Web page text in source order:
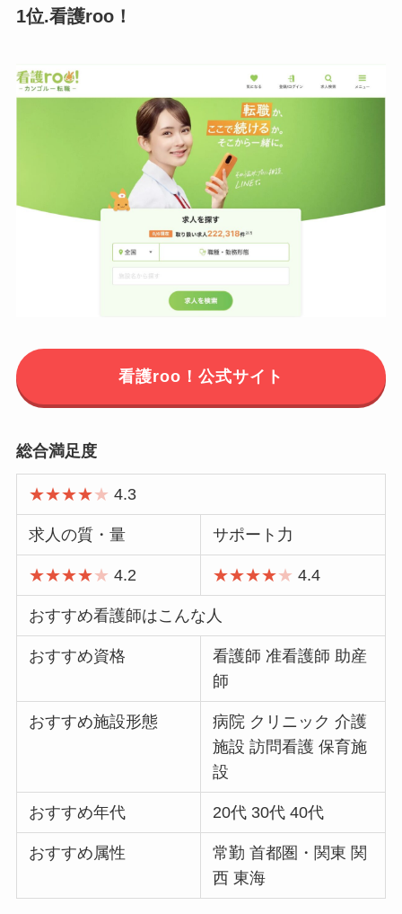
1位.看護roo！
看護roo！公式サイト
総合満足度
★★★★★ 4.3
求人の質・量 サポート力
★★★★★ 4.2 ★★★★★ 4.4
おすすめ看護師はこんな人
おすすめ資格
看護師 准看護師 助産
師
おすすめ施設形態
病院 クリニック 介護
施設 訪問看護 保育施
設
おすすめ年代 20代 30代 40代
おすすめ属性
常勤 首都圏・関東 関
西 東海